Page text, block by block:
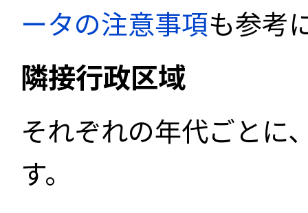
ータの注意事項も参考
隣接行政区域
それぞれの年代ごとに
す。